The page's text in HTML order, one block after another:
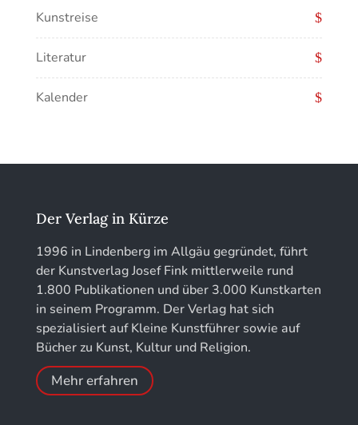
Kunstführer H
Kunstführer K
Kunstführer M
Kunstführer NO
Kunstführer PQ
Kunstführer R
Musikgeschichte
Schriftenreihe des Bayerischen Landesamtes
löhe:porträts
Jahresschriften der DGC Deutsche Gesellschaft
für Chronometrie
Jahrbuch der Stiftung Thüringer Schlösser und
Gärten
Kunstreise
Literatur
Kalender
Der Verlag in Kürze
1996 in Lindenberg im Allgäu gegründet, führt
der Kunstverlag Josef Fink mittlerweile rund
1.800 Publikationen und über 3.000 Kunstkarten
in seinem Programm. Der Verlag hat sich
spezialisiert auf Kleine Kunstführer sowie auf
Bücher zu Kunst, Kultur und Religion.
Mehr erfahren